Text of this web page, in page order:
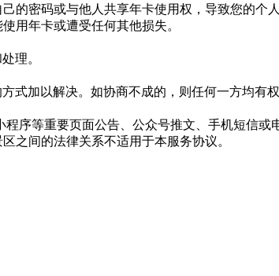
的密码或与他人共享年卡使用权，导致您的个人
用年卡或遭受任何其他损失。
理。
式加以解决。如协商不成的，则任何一方均有
序等重要页面公告、公众号推文、手机短信或
之间的法律关系不适用于本服务协议。